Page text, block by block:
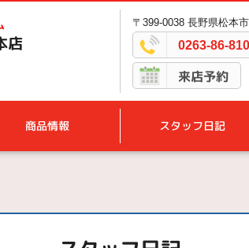
店
〒399-0038 長野県松本
0263-86-
来店予約
商品情報 スタッフ日記